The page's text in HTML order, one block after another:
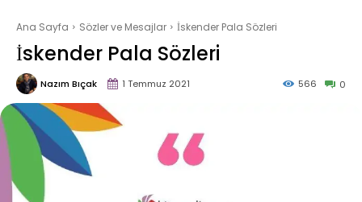
Ana Sayfa Sözler ve Mesajlar İskender Pala Sözleri
İskender Pala Sözleri
Nazım Bıçak 1 Temmuz 2021 0
566